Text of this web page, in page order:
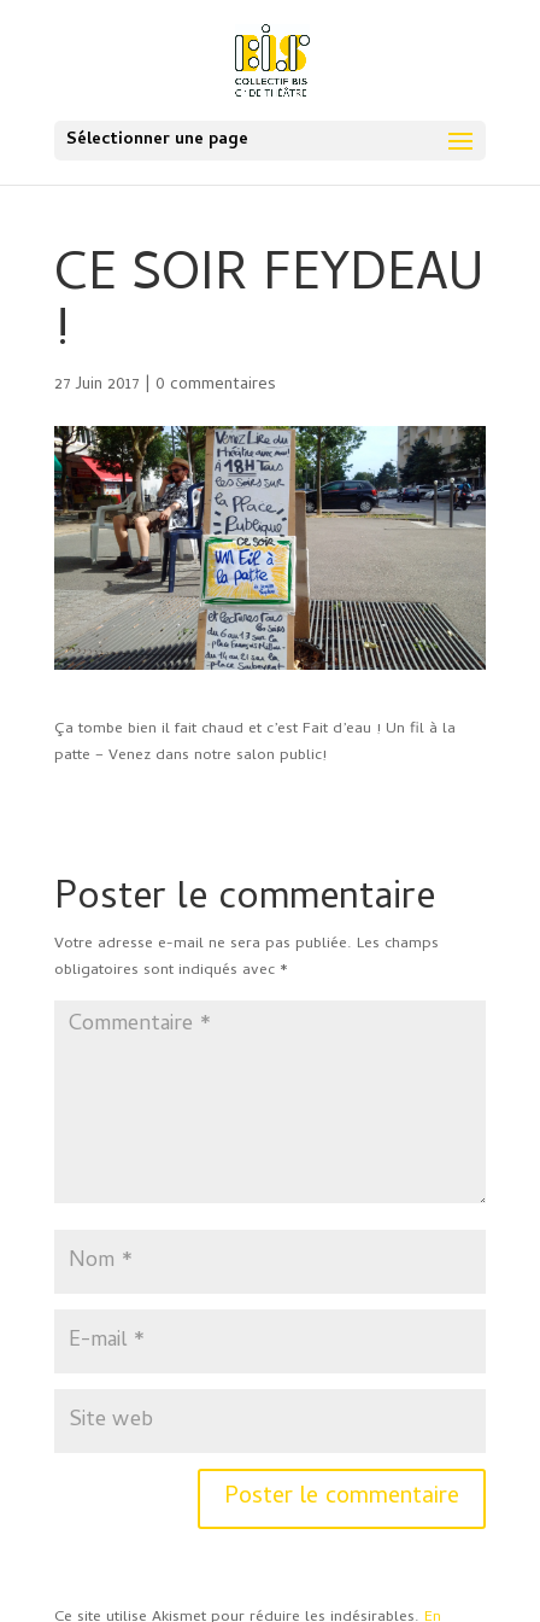
Sélectionner une page
CE SOIR FEYDEAU
!
27 Juin 2017 | 0 commentaires
Ça tombe bien il fait chaud et c’est Fait d’eau ! Un fil à la
patte – Venez dans notre salon public!
Poster le commentaire
Votre adresse e-mail ne sera pas publiée. Les champs
obligatoires sont indiqués avec *